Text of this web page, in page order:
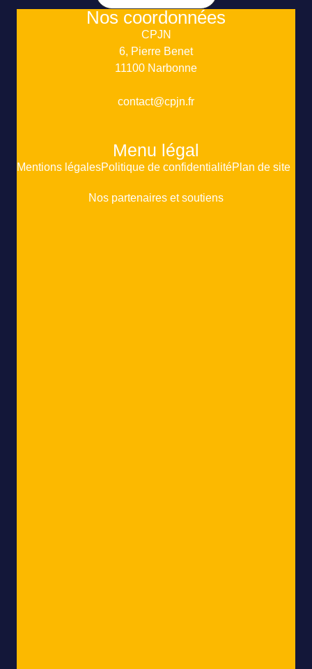
Nos coordonnées
CPJN
6, Pierre Benet
11100 Narbonne
contact@cpjn.fr
Menu légal
Mentions légalesPolitique de confidentialitéPlan de site
Nos partenaires et soutiens